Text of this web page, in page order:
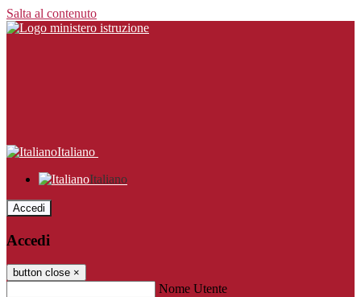
Salta al contenuto
Italiano
Italiano
Accedi
Accedi
button close ×
Nome Utente